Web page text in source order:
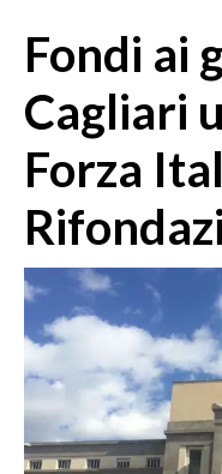
MEDIO CAMPIDANO
ORISTANO E PROVINCIA
SASSARI E PROVINCIA
GALLURA
NUORO E PROVINCIA
OGLIASTRA
AGENDA
CRONACA
POLITICA
Fondi ai
Cagliari
Forza